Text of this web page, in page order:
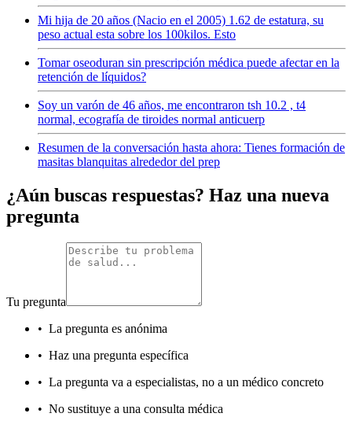
Mi hija de 20 años (Nacio en el 2005) 1.62 de estatura, su
peso actual esta sobre los 100kilos. Esto
Tomar oseoduran sin prescripción médica puede afectar en la
retención de líquidos?
Soy un varón de 46 años, me encontraron tsh 10.2 , t4
normal, ecografía de tiroides normal anticuerp
Resumen de la conversación hasta ahora: Tienes formación de
masitas blanquitas alrededor del prep
¿Aún buscas respuestas? Haz una nueva
pregunta
Tu pregunta
• La pregunta es anónima
• Haz una pregunta específica
• La pregunta va a especialistas, no a un médico concreto
• No sustituye a una consulta médica